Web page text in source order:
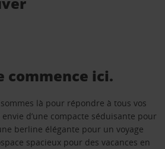
commence ici.
là pour répondre à tous vos
d’une compacte séduisante pour
berline élégante pour un voyage
spacieux pour des vacances en